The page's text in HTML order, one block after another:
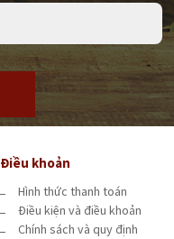
Điều khoản
Hình thức thanh toán
Điều kiện và điều khoản
Chính sách và quy định